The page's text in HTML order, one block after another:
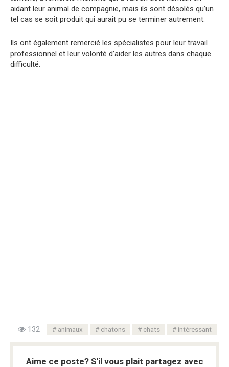
aidant leur animal de compagnie, mais ils sont désolés qu’un
tel cas se soit produit qui aurait pu se terminer autrement.
Ils ont également remercié les spécialistes pour leur travail
professionnel et leur volonté d’aider les autres dans chaque
difficulté.
132 animaux chatons chats intéressant
Aime ce poste? S'il vous plait partagez avec